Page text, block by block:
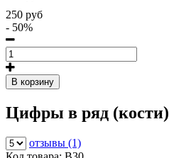
250 руб
- 50%
В корзину
Цифры в ряд (кости)
отзывы (1)